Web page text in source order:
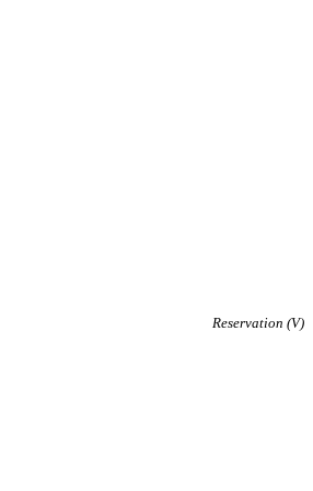
Reservation (V)